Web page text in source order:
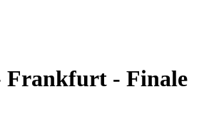
Frankfurt - Finale